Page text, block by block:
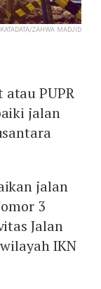
KATADATA/ZAHWA MADJID
PUPR
jalan
jalan
3
Jalan
IKN